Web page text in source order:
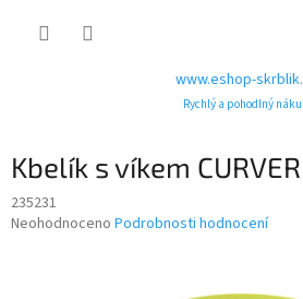
www.eshop-
Rychlý a pohodlný
Kbelík s víkem
235231
Průměrné
Neohodnoceno Podrobnosti hodnocení